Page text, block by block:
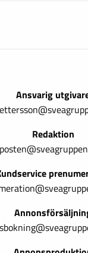
Ansvarig
Redaktion